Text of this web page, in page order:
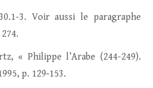
3. Voir aussi le paragraphe
« Philippe l’Arabe (244-249).
p. 129‑153.